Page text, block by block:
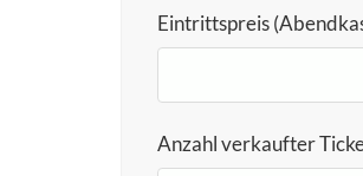
Eintrittspreis
Anzahl verkaufter